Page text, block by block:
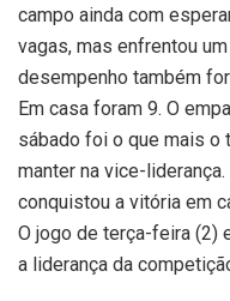
campo ainda com
vagas, mas enfrentou
desempenho também
Em casa foram 9. O
sábado foi o que mais o
manter na vice-
conquistou a vitória em
O jogo de terça-feira (2)
a liderança da